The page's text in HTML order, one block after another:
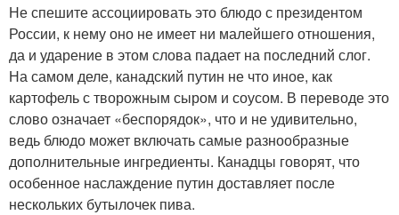
Не спешите ассоциировать это блюдо с президентом
России, к нему оно не имеет ни малейшего отношения,
да и ударение в этом слова падает на последний слог.
На самом деле, канадский путин не что иное, как
картофель с творожным сыром и соусом. В переводе это
слово означает «беспорядок», что и не удивительно,
ведь блюдо может включать самые разнообразные
дополнительные ингредиенты. Канадцы говорят, что
особенное наслаждение путин доставляет после
нескольких бутылочек пива.